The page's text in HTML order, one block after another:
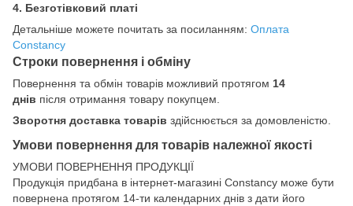
4. Безготівковий платі
Детальніше можете почитать за посиланням: Оплата
Constancy
Строки повернення і обміну
Повернення та обмін товарів можливий протягом 14
днів після отримання товару покупцем.
Зворотня доставка товарів здійснюється за домовленістю.
Умови повернення для товарів належної якості
УМОВИ ПОВЕРНЕННЯ ПРОДУКЦІЇ
Продукція придбана в інтернет-магазині Constancy може бути
повернена протягом 14-ти календарних днів з дати його